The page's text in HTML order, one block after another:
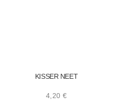
4,20 €
KISSER NEET